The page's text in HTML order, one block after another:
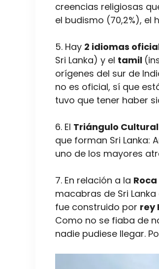
creencias religiosas
el budismo (70,2%), el
5. Hay 2 idiomas
Sri Lanka) y el tamil
orígenes del sur de
no es oficial, sí que
tuvo que tener haber
6. El Triángulo Cultural
que forman Sri Lanka:
uno de los mayores
7. En relación a la
macabras de Sri
fue construido por rey
Como no se fiaba de
nadie pudiese llegar.